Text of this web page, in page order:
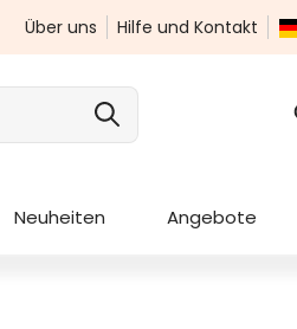
Über uns Hilfe und Kontakt
Neuheiten Angebote